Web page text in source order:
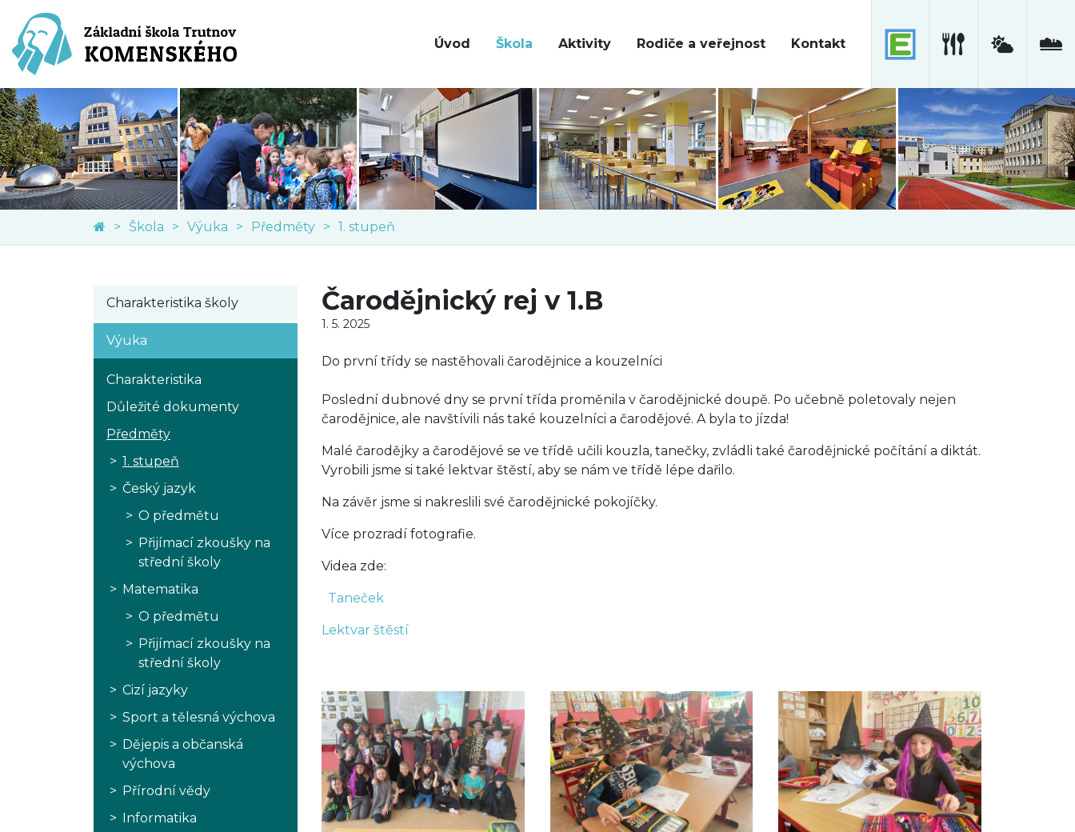
Úvod Škola Aktivity Rodiče a veřejnost Kontakt
Škola Výuka Předměty 1. stupeň
Charakteristika školy
Výuka
Charakteristika
Důležité dokumenty
Předměty
1. stupeň
Český jazyk
O předmětu
Přijímací zkoušky na
střední školy
Matematika
O předmětu
Přijímací zkoušky na
střední školy
Cizí jazyky
Sport a tělesná výchova
Dějepis a občanská
výchova
Přírodní vědy
Informatika
Čarodějnický rej v 1.B
1. 5. 2025
Do první třídy se nastěhovali čarodějnice a kouzelníci
Poslední dubnové dny se první třída proměnila v čarodějnické doupě. Po učebně poletovaly nejen
čarodějnice, ale navštívili nás také kouzelníci a čarodějové. A byla to jízda!
Malé čarodějky a čarodějové se ve třídě učili kouzla, tanečky, zvládli také čarodějnické počítání a diktát.
Vyrobili jsme si také lektvar štěstí, aby se nám ve třídě lépe dařilo.
Na závěr jsme si nakreslili své čarodějnické pokojíčky.
Více prozradí fotografie.
Videa zde:
Taneček
Lektvar štěstí